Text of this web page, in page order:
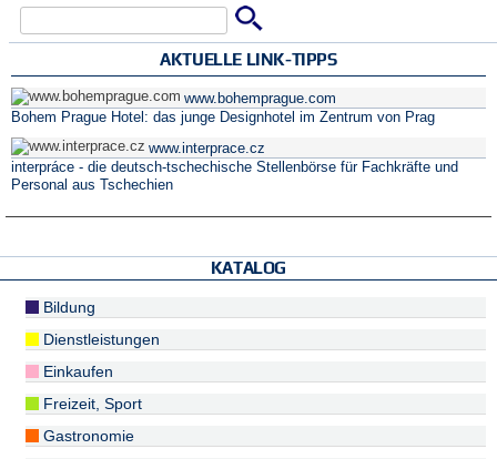
AKTUELLE LINK-TIPPS
www.bohemprague.com
Bohem Prague Hotel: das junge Designhotel im Zentrum von Prag
www.interprace.cz
interpráce - die deutsch-tschechische Stellenbörse für Fachkräfte und
Personal aus Tschechien
KATALOG
Bildung
Dienstleistungen
Einkaufen
Freizeit, Sport
Gastronomie